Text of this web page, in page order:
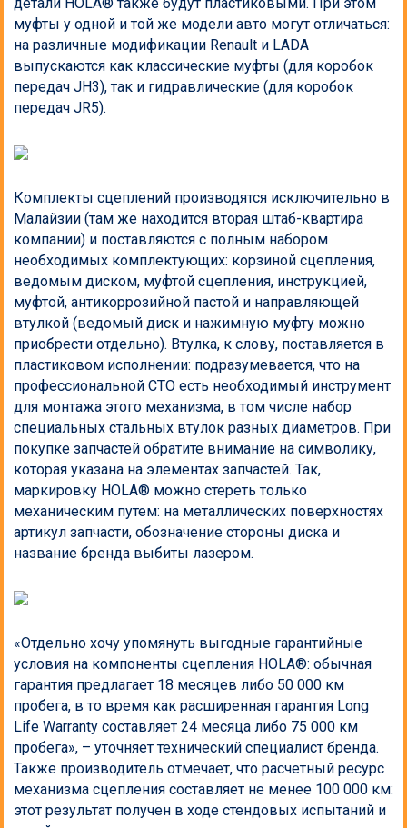
муфты у одной и той же модели авто могут отличаться:
на различные модификации Renault и LADA
выпускаются как классические муфты (для коробок
передач JH3), так и гидравлические (для коробок
передач JR5).
Комплекты сцеплений производятся исключительно в
Малайзии (там же находится вторая штаб-квартира
компании) и поставляются с полным набором
необходимых комплектующих: корзиной сцепления,
ведомым диском, муфтой сцепления, инструкцией,
муфтой, антикоррозийной пастой и направляющей
втулкой (ведомый диск и нажимную муфту можно
приобрести отдельно). Втулка, к слову, поставляется в
пластиковом исполнении: подразумевается, что на
профессиональной СТО есть необходимый инструмент
для монтажа этого механизма, в том числе набор
специальных стальных втулок разных диаметров. При
покупке запчастей обратите внимание на символику,
которая указана на элементах запчастей. Так,
маркировку HOLA® можно стереть только
механическим путем: на металлических поверхностях
артикул запчасти, обозначение стороны диска и
название бренда выбиты лазером.
«Отдельно хочу упомянуть выгодные гарантийные
условия на компоненты сцепления HOLA®: обычная
гарантия предлагает 18 месяцев либо 50 000 км
пробега, в то время как расширенная гарантия Long
Life Warranty составляет 24 месяца либо 75 000 км
пробега», – уточняет технический специалист бренда.
Также производитель отмечает, что расчетный ресурс
механизма сцепления составляет не менее 100 000 км:
этот результат получен в ходе стендовых испытаний и